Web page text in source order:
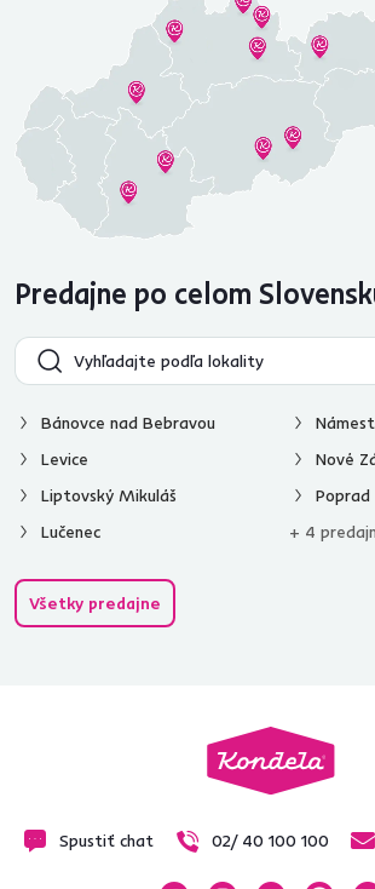
Predajne po celom
Bánovce nad Bebravou
Levice
Liptovský Mikuláš
Lučenec
Nové
Poprad
+ 4
Všetky predajne
Spustiť chat 02/ 40 100 100